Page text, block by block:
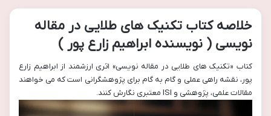
خلاصه کتاب تکنیک های طلایی در مقاله
نویسی ( نویسنده ابراهیم زارع پور )
کتاب «تکنیک های طلایی در مقاله نویسی» اثری ارزشمند از ابراهیم زارع
پور، نقشه راهی عملی و گام به گام برای پژوهشگرانی است که می خواهند
مقالات علمی، پژوهشی و ISI معتبری نگارش کنند.